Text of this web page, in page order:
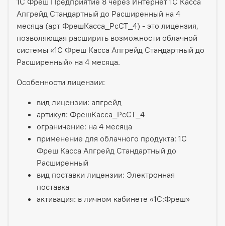
Апгрейд Стандартный до Расширенный на 4
месяца (арт ФрешКасса_РсСТ_4) - это лицензия,
позволяющая расширить возможности облачной
системы «1С Фреш Касса Апгрейд Стандартный до
Расширенный» на 4 месяца.
Особенности лицензии:
вид лицензии: апгрейд
артикул: ФрешКасса_РсСТ_4
ограничение: на 4 месяца
применение для облачного продукта: 1С
Фреш Касса Апгрейд Стандартный до
Расширенный
вид поставки лицензии: Электронная
поставка
активация: в личном кабинете «1С:Фреш»